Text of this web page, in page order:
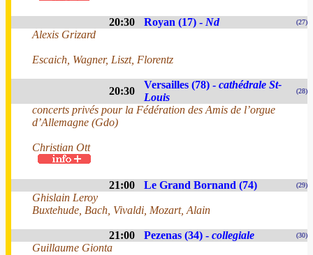
20:30 Royan (17) - Nd (27)
Alexis Grizard
Escaich, Wagner, Liszt, Florentz
20:30
Versailles (78) - cathédrale St-
Louis
(28)
concerts privés pour la Fédération des Amis de l’orgue
d’Allemagne (Gdo)
Christian Ott
21:00 Le Grand Bornand (74) (29)
Ghislain Leroy
Buxtehude, Bach, Vivaldi, Mozart, Alain
21:00 Pezenas (34) - collegiale (30)
Guillaume Gionta